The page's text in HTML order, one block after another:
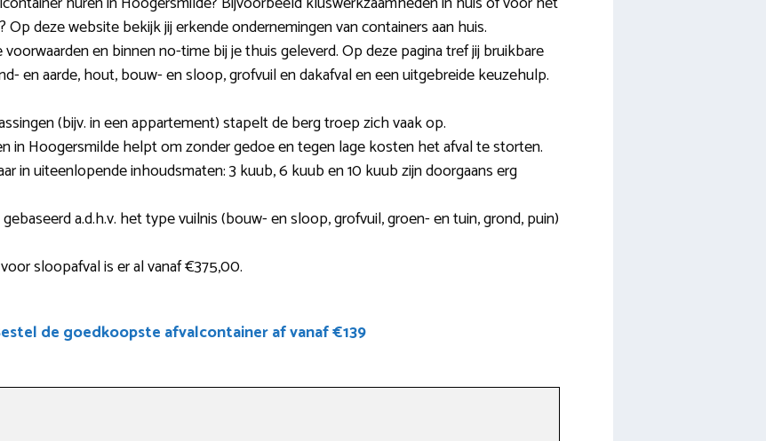
Op deze website bekijk jij erkende ondernemingen van containers aan huis.
en binnen no-time bij je thuis geleverd. Op deze pagina tref jij bruikbare
en aarde, hout, bouw- en sloop, grofvuil en dakafval en een uitgebreide keuzehulp.
(bijv. in een appartement) stapelt de berg troep zich vaak op.
in Hoogersmilde helpt om zonder gedoe en tegen lage kosten het afval te storten.
in uiteenlopende inhoudsmaten: 3 kuub, 6 kuub en 10 kuub zijn doorgaans erg
a.d.h.v. het type vuilnis (bouw- en sloop, grofvuil, groen- en tuin, grond, puin)
sloopafval is er al vanaf €375,00.
de goedkoopste afvalcontainer af vanaf €139